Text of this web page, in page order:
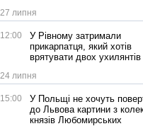
27 липня
12:00
У Рівному затримали
прикарпатця, який хотів
врятувати двох ухилянтів
24 липня
15:00
У Польщі не хочуть
до Львова картини з
князів Любомирських